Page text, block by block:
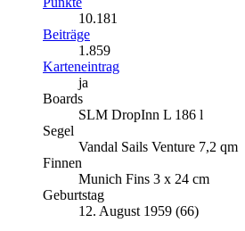
10.181
Beiträge
1.859
Karteneintrag
ja
Boards
SLM DropInn L 186 l
Segel
Vandal Sails Venture 7,2 qm
Finnen
Munich Fins 3 x 24 cm
Geburtstag
12. August 1959 (66)